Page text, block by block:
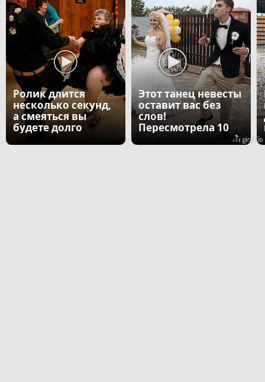
Ролик длится
несколько секунд,
а смеяться вы
будете долго
Этот танец невесты
оставит вас без
слов!
Пересмотрела 10